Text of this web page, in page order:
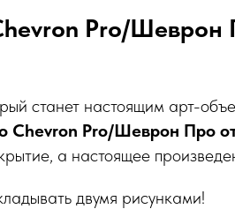
Pro/
станет настоящим арт-
Chevron Pro/Шеврон Про
а настоящее
двумя рисунками!